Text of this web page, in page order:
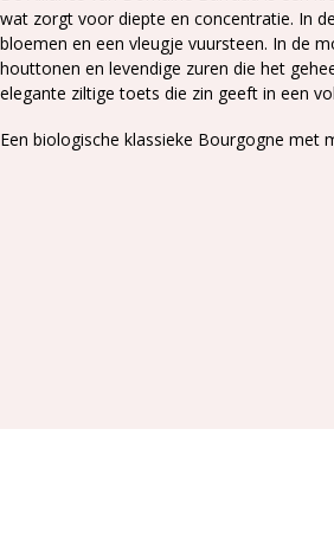
wat zorgt voor diepte en concentratie. In
bloemen en een vleugje vuursteen. In de
houttonen en levendige zuren die het
elegante ziltige toets die zin geeft in een
Een biologische klassieke Bourgogne met